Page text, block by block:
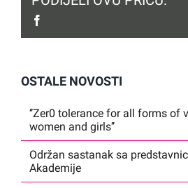
OSTALE NOVOSTI
‘’Zer0 tolerance for all forms of
women and girls’’
Održan sastanak sa
Akademije